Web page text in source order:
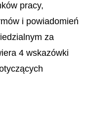
pracy,
i powiadomień
za
4 wskazówki